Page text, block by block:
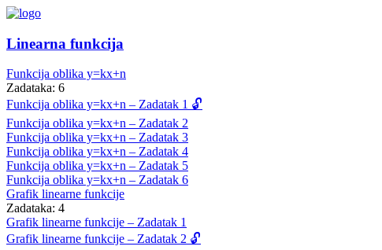
Linearna funkcija
Funkcija oblika y=kx+n
Zadataka: 6
Funkcija oblika y=kx+n – Zadatak 1 🔓
Funkcija oblika y=kx+n – Zadatak 2
Funkcija oblika y=kx+n – Zadatak 3
Funkcija oblika y=kx+n – Zadatak 4
Funkcija oblika y=kx+n – Zadatak 5
Funkcija oblika y=kx+n – Zadatak 6
Grafik linearne funkcije
Zadataka: 4
Grafik linearne funkcije – Zadatak 1
Grafik linearne funkcije – Zadatak 2 🔓